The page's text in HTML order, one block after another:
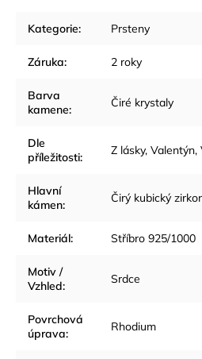
Kategorie: Prsteny
Záruka: 2 roky
Barva
kamene: Čiré krystaly
Dle
příležitosti: Z lásky, Valentýn,
Hlavní
kámen: Čirý kubický
Materiál: Stříbro 925/1000
Motiv /
Vzhled: Srdce
Povrchová
úprava: Rhodium